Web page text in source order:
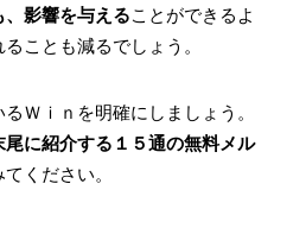
影響を与えることができるよ
ことも減るでしょう。
Ｗｉｎを明確にしましょう。
尾に紹介する１５通の無料メル
ください。